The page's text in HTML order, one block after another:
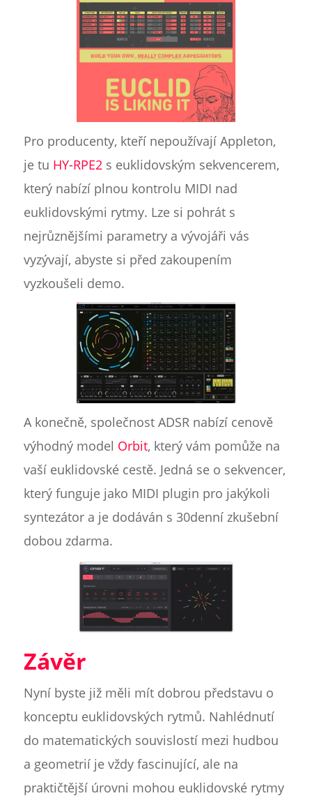
Pro producenty, kteří nepoužívají Appleton,
je tu HY-RPE2s euklidovským sekvencerem,
který nabízí plnou kontrolu MIDI nad
euklidovskými rytmy. Lze si pohrát s
nejrůznějšími parametry a vývojáři vás
vyzývají, abyste si před zakoupením
vyzkoušeli demo.
A konečně, společnost ADSR nabízí cenově
výhodný model Orbit, který vám pomůže na
vaší euklidovské cestě. Jedná se o sekvencer,
který funguje jako MIDI plugin pro jakýkoli
syntezátor a je dodáván s 30denní zkušební
dobou zdarma.
Závěr
Nyní byste již měli mít dobrou představu o
konceptu euklidovských rytmů. Nahlédnutí
do matematických souvislostí mezi hudbou
a geometrií je vždy fascinující, ale na
praktičtější úrovni mohou euklidovské rytmy